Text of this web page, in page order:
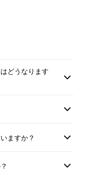
時間をお過ご
で
どうなります
ますか？